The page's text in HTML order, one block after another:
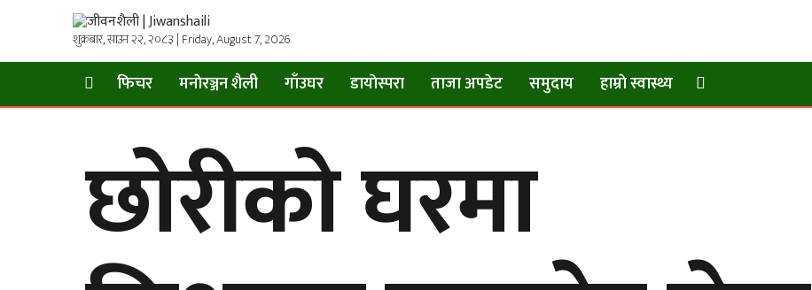
शुक्रबार, साउन २२, २०८३ | Friday, August 7, 2026
फिचर मनाेरञ्जन शैली गाँउघर डायाेस्परा ताजा अपडेट समुदाय हाम्राे स्वास्थ्य
छोरीको घरमा